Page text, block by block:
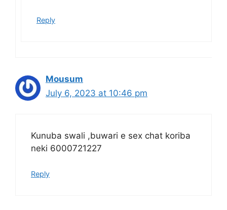
Reply
Mousum
July 6, 2023 at 10:46 pm
Kunuba swali ,buwari e sex chat koriba
neki 6000721227
Reply